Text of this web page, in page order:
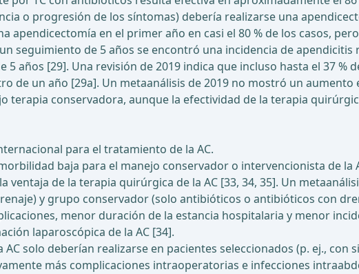
o progresión de los síntomas) debería realizarse una
en el primer año en casi el 80 % de los casos,
seguimiento de 5 años se encontró una incidencia de apendicitis
5 años [29]. Una revisión de 2019 indica que incluso hasta el 37 %
de un año [29a]. Un metaanálisis de 2019 no mostró un aumento
conservadora, aunque la efectividad de la terapia
para el tratamiento de la AC.
baja para el manejo conservador o intervencionista de la
de la terapia quirúrgica de la AC [33, 34, 35]. Un
y grupo conservador (solo antibióticos o antibióticos con
menor duración de la estancia hospitalaria y menor
laparoscópica de la AC [34].
solo deberían realizarse en pacientes seleccionados (p. ej., con
más complicaciones intraoperatorias e infecciones